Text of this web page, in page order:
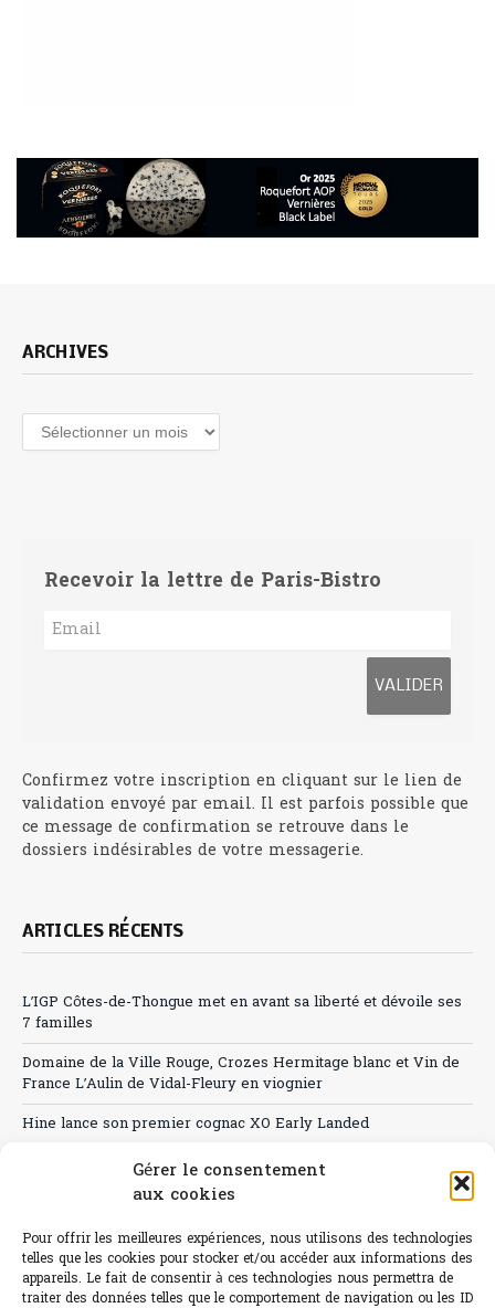
Gérer le consentement
aux cookies
Pour offrir les meilleures expériences, nous utilisons des technologies
telles que les cookies pour stocker et/ou accéder aux informations des
appareils. Le fait de consentir à ces technologies nous permettra de
traiter des données telles que le comportement de navigation ou les ID
ARCHIVES
Archives
Recevoir la lettre de Paris-Bistro
Confirmez votre inscription en cliquant sur le lien de
validation envoyé par email. Il est parfois possible que
ce message de confirmation se retrouve dans le
dossiers indésirables de votre messagerie.
ARTICLES RÉCENTS
L’IGP Côtes-de-Thongue met en avant sa liberté et dévoile ses
7 familles
Domaine de la Ville Rouge, Crozes Hermitage blanc et Vin de
France L’Aulin de Vidal-Fleury en viognier
Hine lance son premier cognac XO Early Landed
Canicule : A quand le CHR à « l’heure espagnole » ?
Sélection de rosés 2026